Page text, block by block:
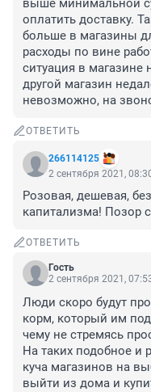
выше минимальной
оплатить доставку.
больше в магазины
расходы по вине
ситуация в
другой магазин
невозможно, на
ОТВЕТИТЬ
266114125
2 сентября 2021,
Розовая, дешевая,
капитализма! Позор
ОТВЕТИТЬ
Гость
2 сентября 2021,
Люди скоро будут
корм, который им
чему не стремясь
На таких подобное и
куча магазинов на
выйти из дома и